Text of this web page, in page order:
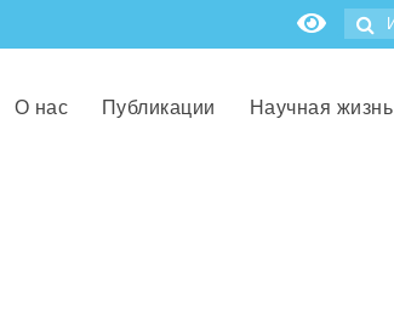
О нас Публикации Научная жизнь